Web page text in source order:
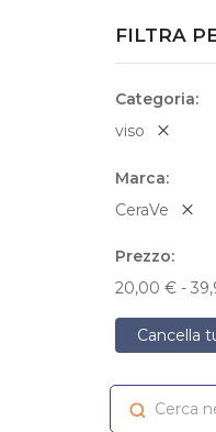
FILTRA
Categoria
viso
Marca
CeraVe
Prezzo
20,00 € -
Cancella
Cerca nei